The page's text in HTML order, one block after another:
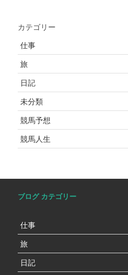
カテゴリー
仕事
旅
日記
未分類
競馬予想
競馬人生
ブログ カテゴリー
仕事
旅
日記